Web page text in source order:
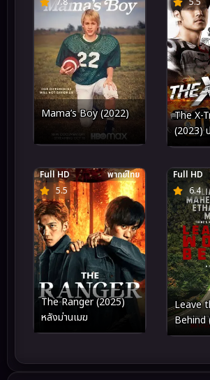
Mama’s Boy (2022)
The X-
(2023)
5.5
Full HD พากย์ไทย
The Ranger (2025)
หลังม่านเมฆ
6.4
Full HD
Leave
Behind